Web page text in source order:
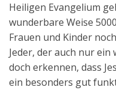
Heiligen Evangelium
wunderbare Weise
Frauen und Kinder
Jeder, der auch nur
doch erkennen, dass
ein besonders gut